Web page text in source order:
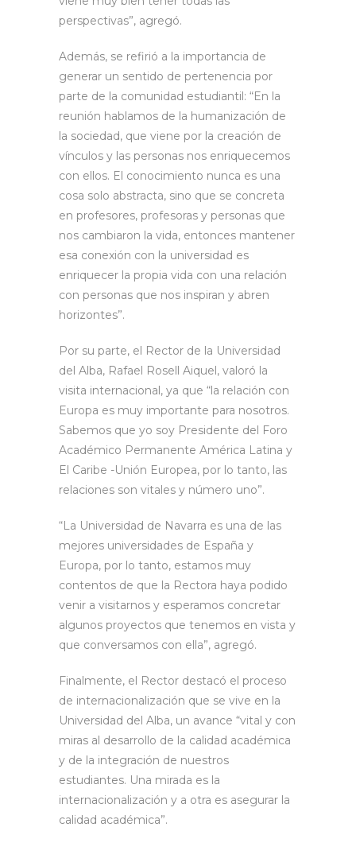
perspectivas”, agregó.
Además, se refirió a la importancia de
generar un sentido de pertenencia por
parte de la comunidad estudiantil: “En la
reunión hablamos de la humanización de
la sociedad, que viene por la creación de
vínculos y las personas nos enriquecemos
con ellos. El conocimiento nunca es una
cosa solo abstracta, sino que se concreta
en profesores, profesoras y personas que
nos cambiaron la vida, entonces mantener
esa conexión con la universidad es
enriquecer la propia vida con una relación
con personas que nos inspiran y abren
horizontes”.
Por su parte, el Rector de la Universidad
del Alba, Rafael Rosell Aiquel, valoró la
visita internacional, ya que “la relación con
Europa es muy importante para nosotros.
Sabemos que yo soy Presidente del Foro
Académico Permanente América Latina y
El Caribe -Unión Europea, por lo tanto, las
relaciones son vitales y número uno”.
“La Universidad de Navarra es una de las
mejores universidades de España y
Europa, por lo tanto, estamos muy
contentos de que la Rectora haya podido
venir a visitarnos y esperamos concretar
algunos proyectos que tenemos en vista y
que conversamos con ella”, agregó.
Finalmente, el Rector destacó el proceso
de internacionalización que se vive en la
Universidad del Alba, un avance “vital y con
miras al desarrollo de la calidad académica
y de la integración de nuestros
estudiantes. Una mirada es la
internacionalización y a otra es asegurar la
calidad académica”.